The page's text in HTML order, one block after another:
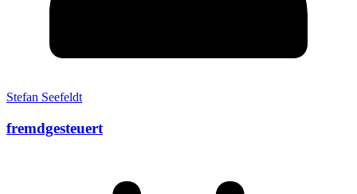
Stefan Seefeldt
fremdgesteuert